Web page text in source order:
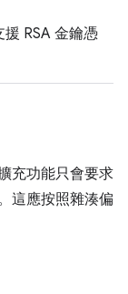
RSA 金鑰憑
充功能只會要求
這應按照雜湊偏